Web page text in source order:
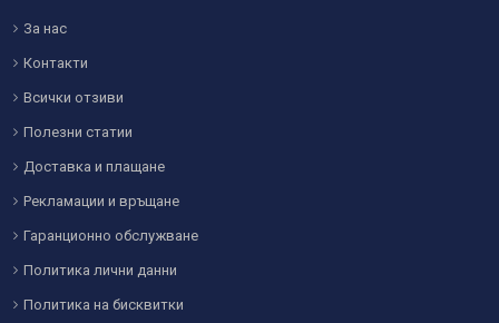
За нас
Контакти
Всички отзиви
Полезни статии
Доставка и плащане
Рекламации и връщане
Гаранционно обслужване
Политика лични данни
Политика на бисквитки